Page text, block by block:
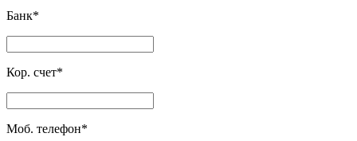
Банк*
Кор. счет*
Моб. телефон*